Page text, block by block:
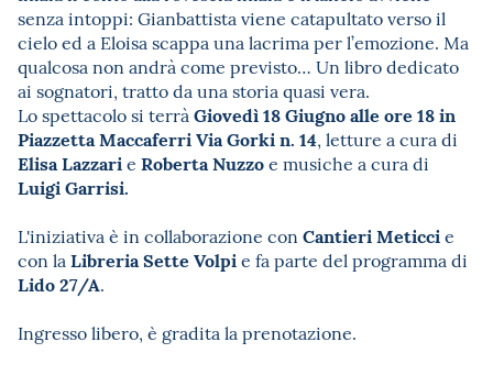
senza intoppi: Gianbattista viene catapultato verso il
cielo ed a Eloisa scappa una lacrima per l’emozione. Ma
qualcosa non andrà come previsto… Un libro dedicato
ai sognatori, tratto da una storia quasi vera.
Lo spettacolo si terrà Giovedì 18 Giugno alle ore 18 in
Piazzetta Maccaferri Via Gorki n. 14, letture a cura di
Elisa Lazzarie Roberta Nuzzoe musiche a cura di
Luigi Garrisi.
L'iniziativa è in collaborazione con Cantieri Meticcie
con la Libreria Sette Volpie fa parte del programma di
Lido 27/A.
Ingresso libero, è gradita la prenotazione.